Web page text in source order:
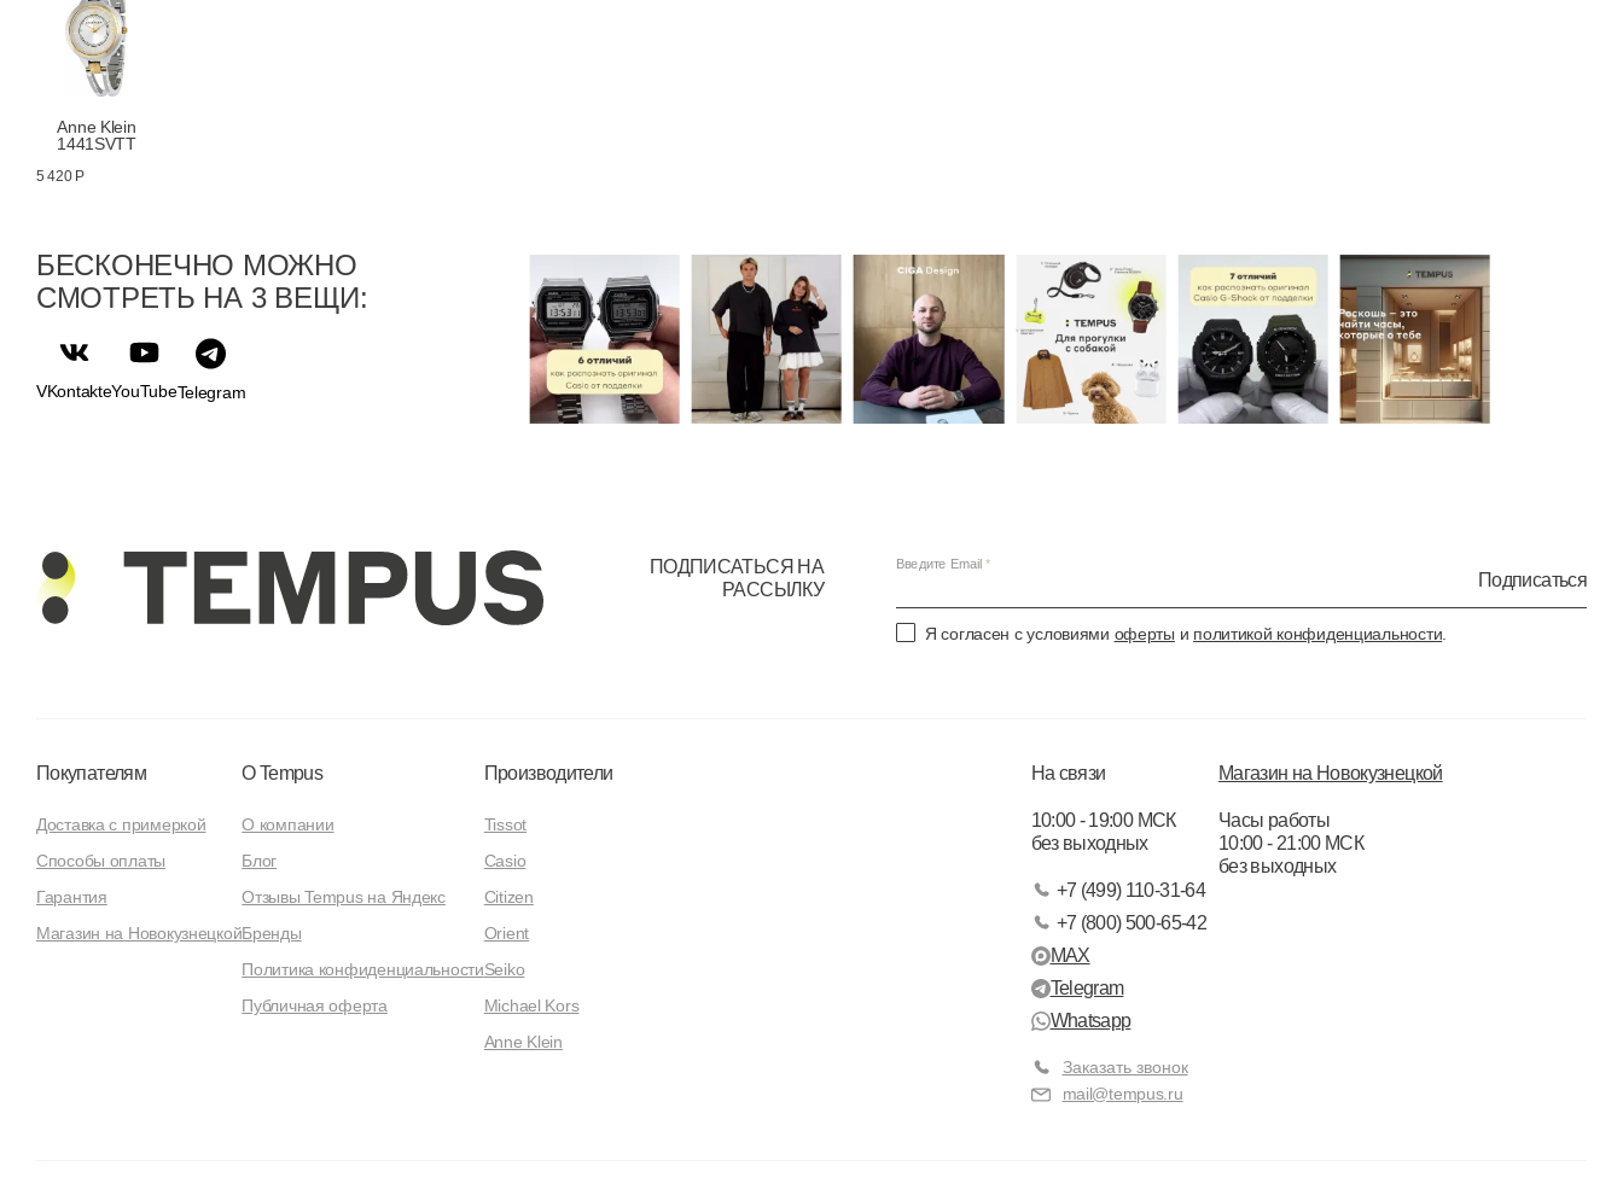
Anne Klein
1441SVTT
5 420 Р
БЕСКОНЕЧНО МОЖНО
СМОТРЕТЬ НА 3 ВЕЩИ:
VKontakteYouTubeTelegram
ПОДПИСАТЬСЯ НА
РАССЫЛКУ
Введите Email
Подписаться
Я согласен с условиями оферты и политикой конфиденциальности
Покупателям
Доставка с примеркой
Способы оплаты
Гарантия
Магазин на Новокузнецкой
О Tempus
О компании
Блог
Отзывы Tempus на Яндекс
Бренды
Политика конфиденциальности
Публичная оферта
Производители
Tissot
Casio
Citizen
Orient
Seiko
Michael Kors
Anne Klein
На связи
10:00 - 19:00 МСК
без выходных
+7 (499) 110-31-64
+7 (800) 500-65-42
MAX
Telegram
Whatsapp
Заказать звонок
mail@tempus.ru
Магазин на Новокузнецкой
Часы работы
10:00 - 21:00 МСК
без выходных